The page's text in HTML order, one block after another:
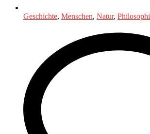
Geschichte, Menschen, Natur,